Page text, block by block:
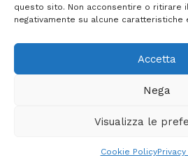
questo sito. Non acconsentire o ritirare
negativamente su alcune caratteristiche
Accetta
Nega
Visualizza le
Cookie Policy
9 AGOSTO 2026
Giornale Ibleo © 2023 - Powered by